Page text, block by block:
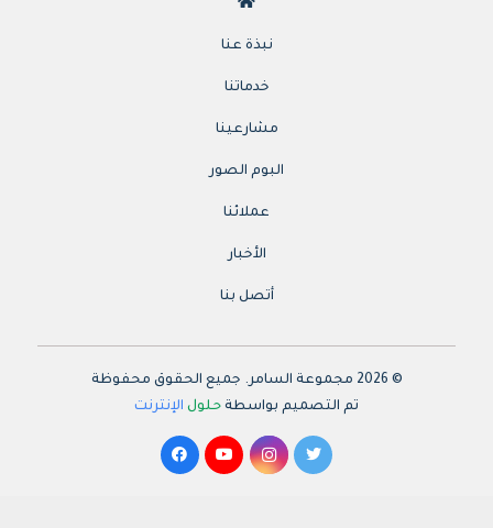
نبذة عنا
خدماتنا
مشارعينا
البوم الصور
عملائنا
الأخبار
أتصل بنا
© 2026 مجموعة السامر. جميع الحقوق محفوظة
تم التصميم بواسطة حلول الإنترنت